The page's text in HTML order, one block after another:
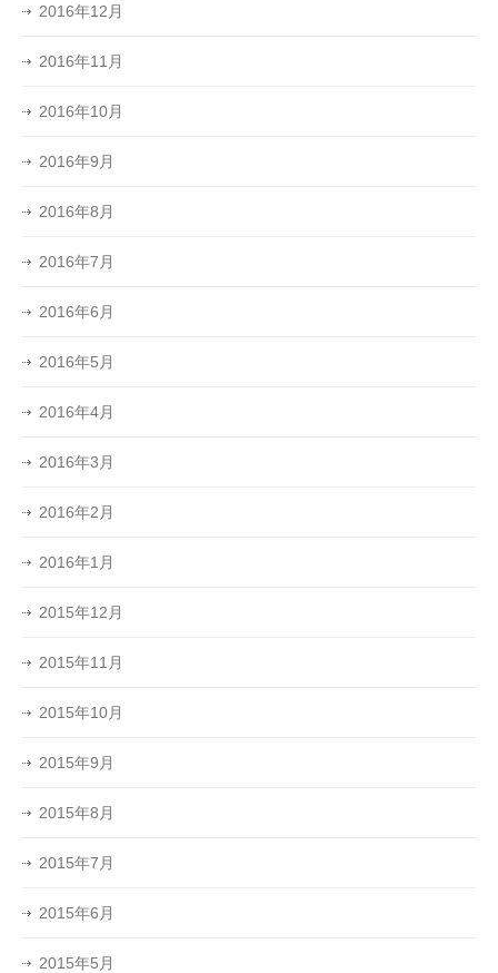
2016年12月
2016年11月
2016年10月
2016年9月
2016年8月
2016年7月
2016年6月
2016年5月
2016年4月
2016年3月
2016年2月
2016年1月
2015年12月
2015年11月
2015年10月
2015年9月
2015年8月
2015年7月
2015年6月
2015年5月